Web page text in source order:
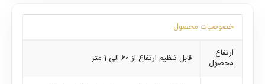
خصوصیات محصول
ارتفاع
محصول
قابل تنظیم ارتفاع از 60 الی 1 متر